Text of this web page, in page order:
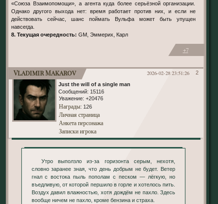
«Союза Взаимопомощи», а агента куда более серьёзной организации.
Однако другого выхода нет: время работает против них, и если не
действовать сейчас, шанс поймать Вульфа может быть упущен
навсегда.
8. Текущая очередность: GM, Эммерих, Карл
+7
2
2026-02-28 23:51:26
Vladimir Makarov
Just the will of a single man
Сообщений: 15116
Уважение: +20476
Награды: 126
Личная страница
Анкета персонажа
Записки игрока
Утро выползло из-за горизонта серым, нехотя,
словно заранее зная, что день добрым не будет. Ветер
гнал с востока пыль пополам с песком — лёгкую, но
въедливую, от которой першило в горле и хотелось пить.
Воздух давил влажностью, хотя дождём не пахло. Здесь
вообще ничем не пахло, кроме бензина и страха.